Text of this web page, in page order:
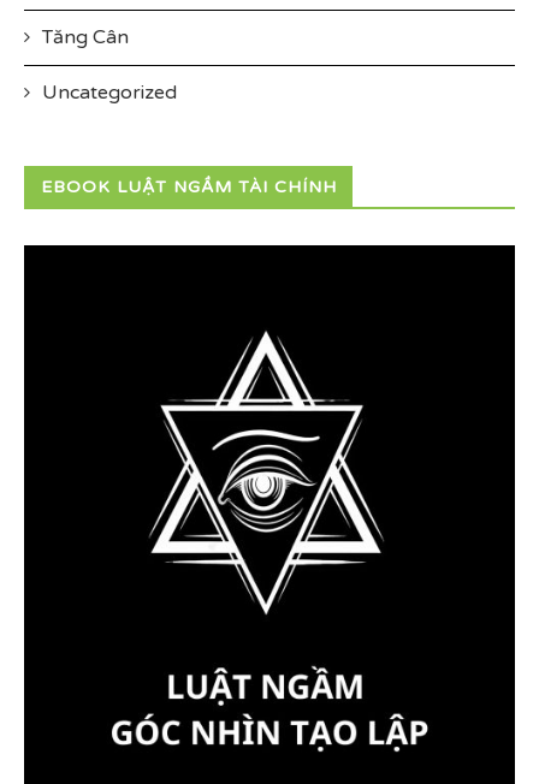
Tăng Cân
Uncategorized
EBOOK LUẬT NGẦM TÀI CHÍNH